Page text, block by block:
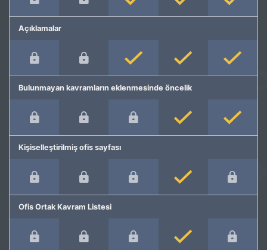
Açıklamalar
Bulunmayan kavramların eklenmesinde öncelik
Kişiselleştirilmiş ofis sayfası
Ofis Ortak Kavram Listesi